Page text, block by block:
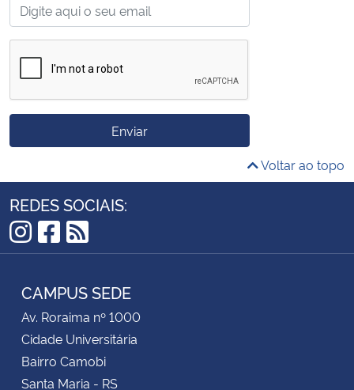
Enviar
Voltar ao topo
REDES SOCIAIS:
Instagram
Facebook
RSS
CAMPUS SEDE
Av. Roraima nº 1000
Cidade Universitária
Bairro Camobi
Santa Maria - RS